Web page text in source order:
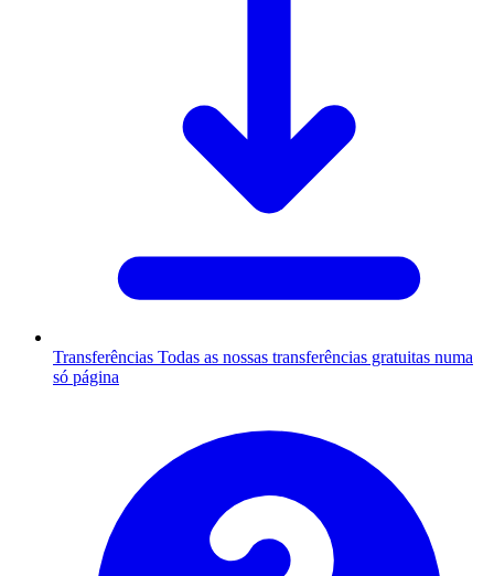
Transferências Todas as nossas transferências gratuitas numa
só página